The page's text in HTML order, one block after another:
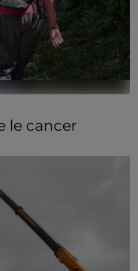
le cancer